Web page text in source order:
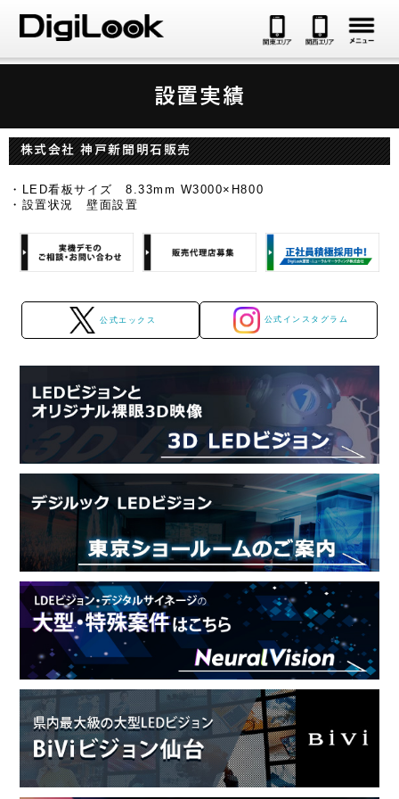
設置実績
株式会社 神戸新聞明石販売
・LED看板サイズ 8.33mm W3000×H800
・設置状況 壁面設置
公式エックス 公式インスタグラム